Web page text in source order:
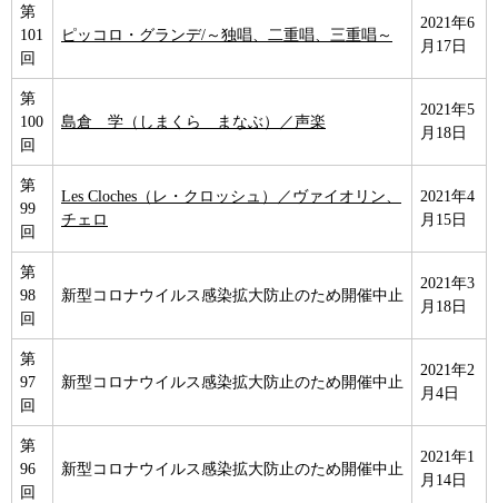
第
101
回
ピッコロ・グランデ/～独唱、二重唱、三重唱～
2021年6
月17日
第
100
回
島倉 学（しまくら まなぶ）／声楽
2021年5
月18日
第
99
回
Les Cloches（レ・クロッシュ）／ヴァイオリン、
チェロ
2021年4
月15日
第
98
回
新型コロナウイルス感染拡大防止のため開催中止
2021年3
月18日
第
97
回
新型コロナウイルス感染拡大防止のため開催中止
2021年2
月4日
第
96
回
新型コロナウイルス感染拡大防止のため開催中止
2021年1
月14日